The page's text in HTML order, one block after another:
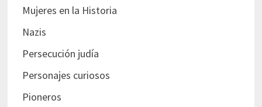
Mujeres en la Historia
Nazis
Persecución judía
Personajes curiosos
Pioneros